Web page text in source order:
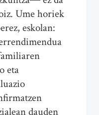
Ume horiek
eskolan:
eta
dauden